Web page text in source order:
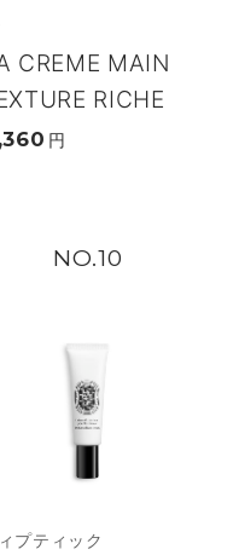
CREME MAIN
RICHE
円
10
プティック